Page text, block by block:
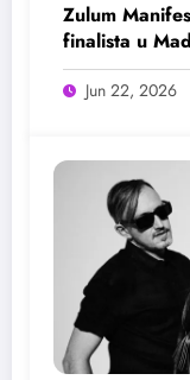
Zulum
finalista u
Jun 22, 2026